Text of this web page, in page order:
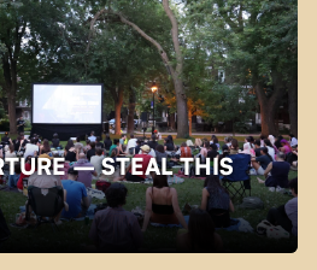
– STEAL THIS